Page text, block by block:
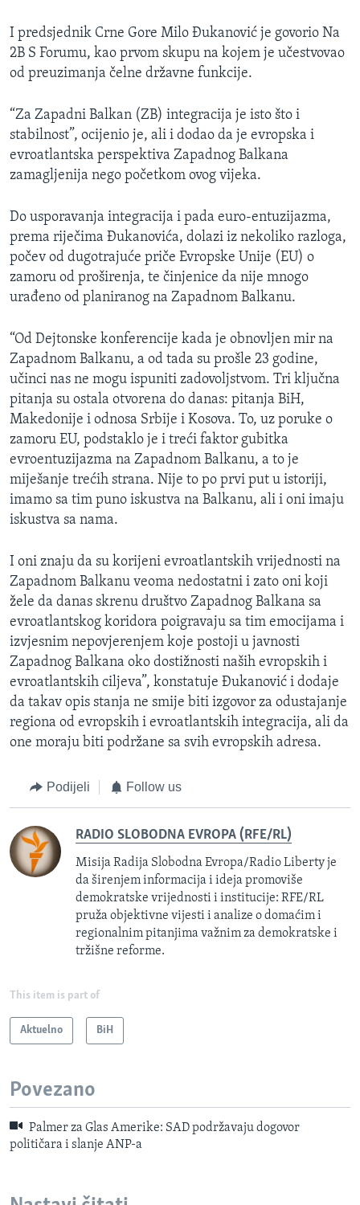
I predsjednik Crne Gore Milo Đukanović je govorio Na
2B S Forumu, kao prvom skupu na kojem je učestvovao
od preuzimanja čelne državne funkcije.
“Za Zapadni Balkan (ZB) integracija je isto što i
stabilnost”, ocijenio je, ali i dodao da je evropska i
evroatlantska perspektiva Zapadnog Balkana
zamagljenija nego početkom ovog vijeka.
Do usporavanja integracija i pada euro-entuzijazma,
prema riječima Đukanovića, dolazi iz nekoliko razloga,
počev od dugotrajuće priče Evropske Unije (EU) o
zamoru od proširenja, te činjenice da nije mnogo
urađeno od planiranog na Zapadnom Balkanu.
“Od Dejtonske konferencije kada je obnovljen mir na
Zapadnom Balkanu, a od tada su prošle 23 godine,
učinci nas ne mogu ispuniti zadovoljstvom. Tri ključna
pitanja su ostala otvorena do danas: pitanja BiH,
Makedonije i odnosa Srbije i Kosova. To, uz poruke o
zamoru EU, podstaklo je i treći faktor gubitka
evroentuzijazma na Zapadnom Balkanu, a to je
miješanje trećih strana. Nije to po prvi put u istoriji,
imamo sa tim puno iskustva na Balkanu, ali i oni imaju
iskustva sa nama.
I oni znaju da su korijeni evroatlantskih vrijednosti na
Zapadnom Balkanu veoma nedostatni i zato oni koji
žele da danas skrenu društvo Zapadnog Balkana sa
evroatlantskog koridora poigravaju sa tim emocijama i
izvjesnim nepovjerenjem koje postoji u javnosti
Zapadnog Balkana oko dostižnosti naših evropskih i
evroatlantskih ciljeva”, konstatuje Đukanović i dodaje
da takav opis stanja ne smije biti izgovor za odustajanje
regiona od evropskih i evroatlantskih integracija, ali da
one moraju biti podržane sa svih evropskih adresa.
Podijeli Follow us
RADIO SLOBODNA EVROPA (RFE/RL)
Misija Radija Slobodna Evropa/Radio Liberty je
da širenjem informacija i ideja promoviše
demokratske vrijednosti i institucije: RFE/RL
pruža objektivne vijesti i analize o domaćim i
regionalnim pitanjima važnim za demokratske i
tržišne reforme.
This item is part of
Aktuelno BiH
Povezano
Palmer za Glas Amerike: SAD podržavaju dogovor
političara i slanje ANP-a